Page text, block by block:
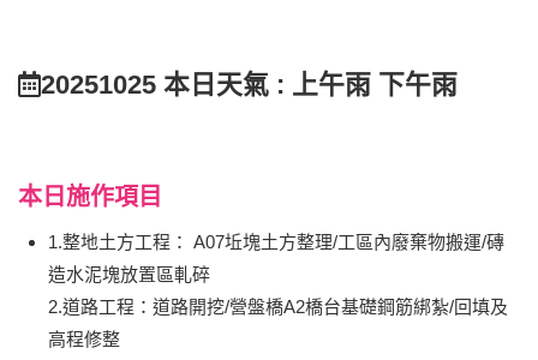
20251025 本日天氣 : 上午雨 下午雨
本日施作項目
1.整地土方工程： A07坵塊土方整理/工區內廢棄物搬運/磚
造水泥塊放置區軋碎
2.道路工程：道路開挖/營盤橋A2橋台基礎鋼筋綁紮/回填及
高程修整